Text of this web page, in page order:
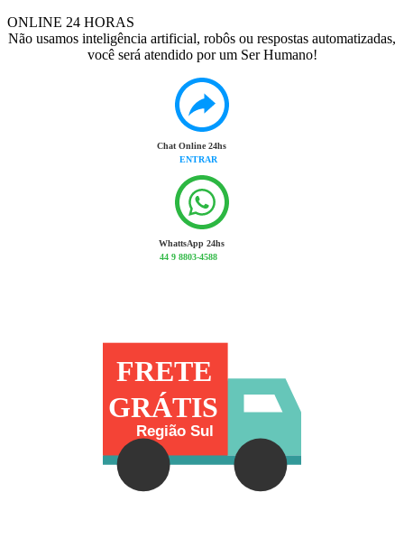
ONLINE 24 HORAS
Não usamos inteligência artificial, robôs ou respostas automatizadas,
você será atendido por um Ser Humano!
Chat Online 24hs
ENTRAR
WhattsApp 24hs
44 9 8803-4588
FRETE
GRÁTIS
Região Sul